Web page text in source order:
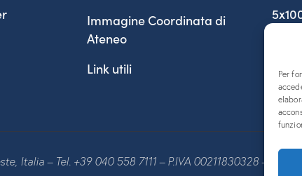
Per
Immagine Coordinata di
Ateneo
Link utili
Italia – Tel. +39 040 558 7111 – P.IVA 00211830328 – C.F.